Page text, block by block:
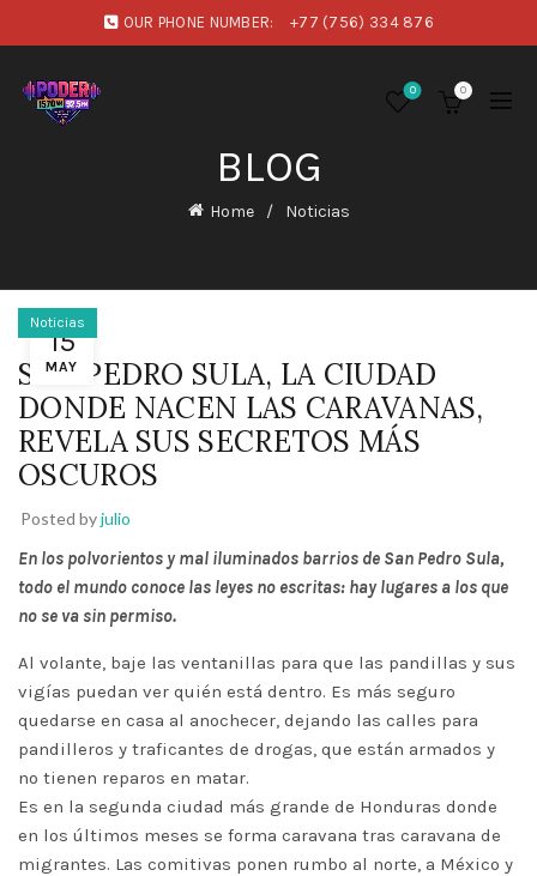
OUR PHONE NUMBER: +77 (756) 334 876
0 0
BLOG
Home Noticias
15
MAY
Noticias
SAN PEDRO SULA, LA CIUDAD
DONDE NACEN LAS CARAVANAS,
REVELA SUS SECRETOS MÁS
OSCUROS
Posted byjulio
En los polvorientos y mal iluminados barrios de San Pedro Sula,
todo el mundo conoce las leyes no escritas: hay lugares a los que
no se va sin permiso.
Al volante, baje las ventanillas para que las pandillas y sus
vigías puedan ver quién está dentro. Es más seguro
quedarse en casa al anochecer, dejando las calles para
pandilleros y traficantes de drogas, que están armados y
no tienen reparos en matar.
Es en la segunda ciudad más grande de Honduras donde
en los últimos meses se forma caravana tras caravana de
migrantes. Las comitivas ponen rumbo al norte, a México y